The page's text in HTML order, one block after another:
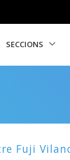
SECCIONS
Fuji